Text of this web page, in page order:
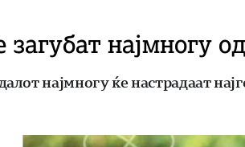
најмногу
најмногу ќе настрадаат